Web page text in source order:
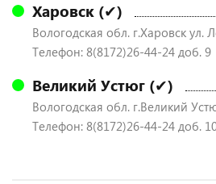
Харовск (✔)
Вологодская обл. г.Харовск ул.
Телефон: 8(8172)26-44-24 доб. 9
Великий Устюг (✔)
Вологодская обл. г.Великий
Телефон: 8(8172)26-44-24 доб.